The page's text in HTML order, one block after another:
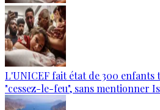
L'UNICEF fait état de 300 enfants
"cessez-le-feu", sans mentionner